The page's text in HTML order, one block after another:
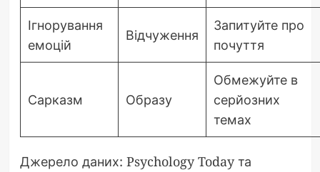
Ігнорування
емоцій
Відчуження
Запитуйте про
почуття
Сарказм Образу
Обмежуйте в
серйозних
темах
Джерело даних: Psychology Today та